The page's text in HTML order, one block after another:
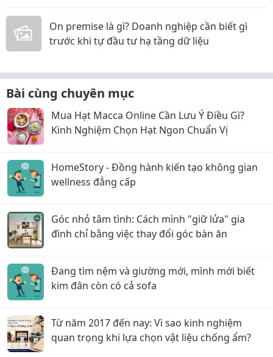
On premise là gì? Doanh nghiệp cần biết gì
trước khi tự đầu tư hạ tầng dữ liệu
Bài cùng chuyên mục
Mua Hạt Macca Online Cần Lưu Ý Điều Gì?
Kinh Nghiệm Chọn Hạt Ngon Chuẩn Vị
HomeStory - Đồng hành kiến tạo không gian
wellness đẳng cấp
Góc nhỏ tâm tình: Cách mình "giữ lửa" gia
đình chỉ bằng việc thay đổi góc bàn ăn
Đang tìm nệm và giường mới, mình mới biết
kim đân còn có cả sofa
Từ năm 2017 đến nay: Vì sao kinh nghiệm
quan trọng khi lựa chọn vật liệu chống ẩm?